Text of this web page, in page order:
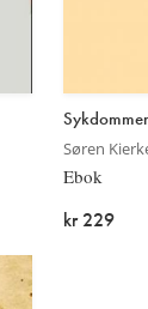
Søren
Ebok
kr 229